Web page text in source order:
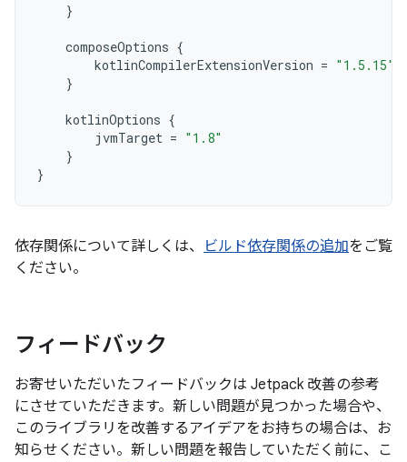
}
composeOptions {
kotlinCompilerExtensionVersion = "1.5.15"
}
kotlinOptions {
jvmTarget = "1.8"
}
}
依存関係について詳しくは、 ビルド依存関係の追加をご覧
ください。
フィードバック
お寄せいただいたフィードバックは Jetpack 改善の参考
にさせていただきます。新しい問題が見つかった場合や、
このライブラリを改善するアイデアをお持ちの場合は、お
知らせください。新しい問題を報告していただく前に、こ